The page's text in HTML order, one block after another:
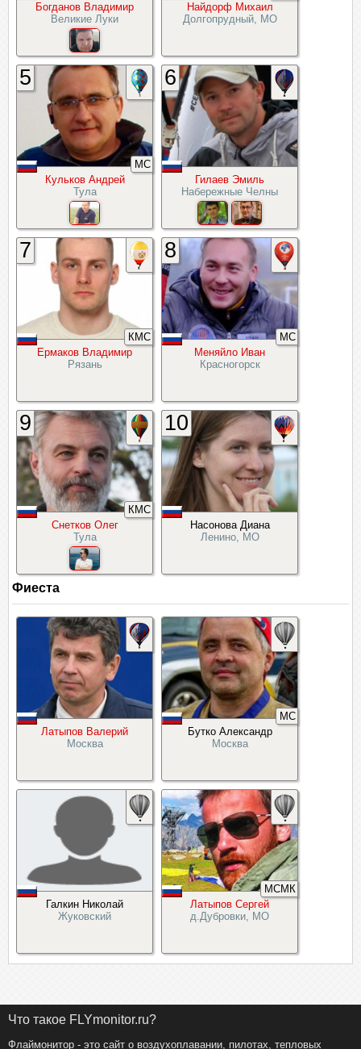
Богданов Владимир
Великие Луки
Найдорф Михаил
Долгопрудный, МО
Кульков Андрей
Тула
МС
5
Гилаев Эмиль
Набережные Челны
6
Ермаков Владимир
Рязань
КМС
7
Меняйло Иван
Красногорск
МС
8
Снетков Олег
Тула
КМС
9
Насонова Диана
Ленино, МО
10
Фиеста
Латыпов Валерий
Москва
Бутко Александр
Москва
МС
Галкин Николай
Жуковский
Латыпов Сергей
д.Дубровки, МО
МСМК
Что такое FLYmonitor.ru?
Флаймонитор - это сайт о воздухоплавании, пилотах, тепловых